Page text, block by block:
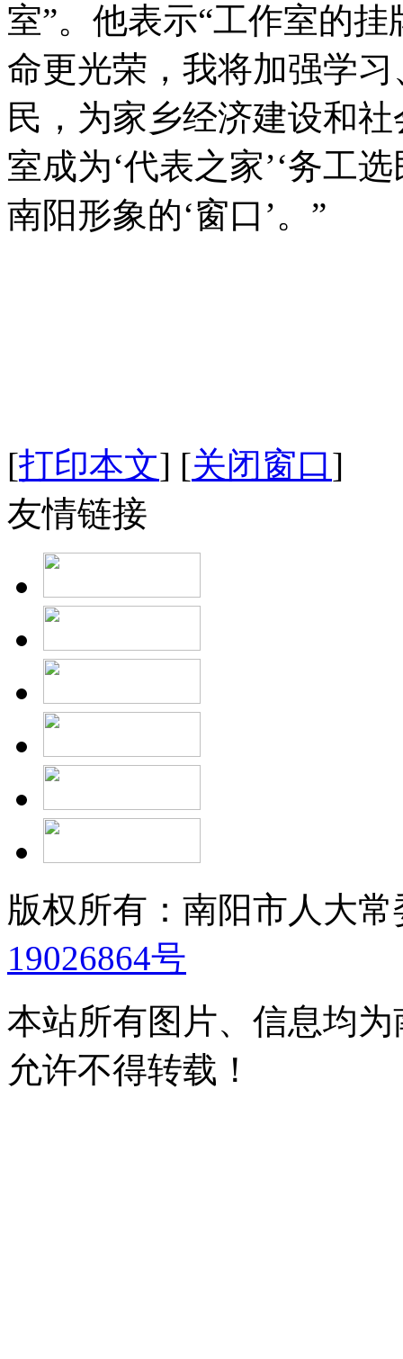
室”。他表示“工作室的
命更光荣，我将加强学
民，为家乡经济建设和
室成为‘代表之家’‘务工
南阳形象的‘窗口’。”
[打印本文] [关闭窗口]
友情链接
版权所有：南阳市人
19026864号
本站所有图片、信息均
允许不得转载！